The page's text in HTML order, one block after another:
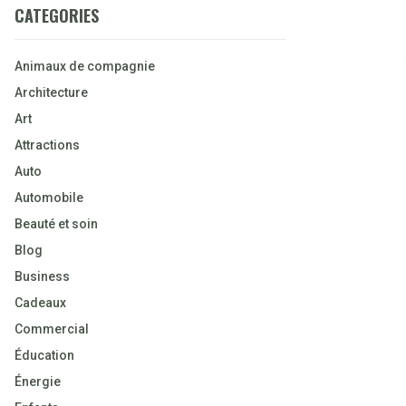
CATEGORIES
Animaux de compagnie
Architecture
Art
Attractions
Auto
Automobile
Beauté et soin
Blog
Business
Cadeaux
Commercial
Éducation
Énergie